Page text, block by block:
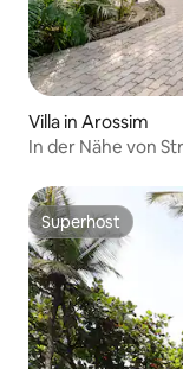
Villa in Arossim
In der Nähe von
Superhost
Superhost